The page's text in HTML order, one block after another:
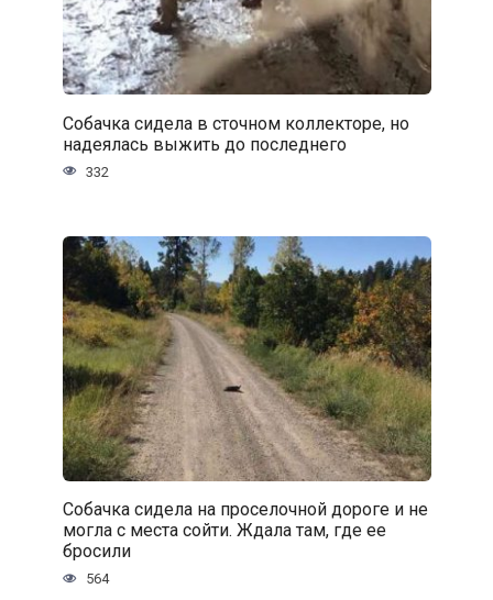
Собачка сидела в сточном коллекторе, но
надеялась выжить до последнего
332
Собачка сидела на проселочной дороге и не
могла с места сойти. Ждала там, где ее
бросили
564